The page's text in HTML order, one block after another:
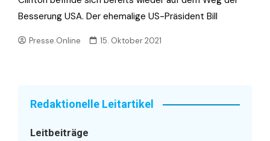
Besserung USA. Der ehemalige US-Präsident Bill
Presse.Online 15. Oktober 2021
Redaktionelle Leitartikel
Leitbeiträge